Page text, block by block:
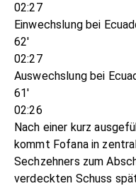
02:27
Einwechslung bei
62'
02:27
Auswechslung bei
61'
02:26
Nach einer kurz
kommt Fofana in
Sechzehners zum
verdeckten Schuss